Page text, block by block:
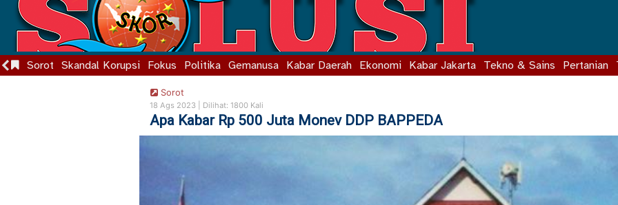
Sorot Skandal Korupsi Fokus Politika Gemanusa Kabar Daerah Ekonomi Kabar Jakarta Tekno & Sains Pertanian
Sorot
18 Ags 2023 | Dilihat: 1800 Kali
Apa Kabar Rp 500 Juta Monev DDP BAPPEDA